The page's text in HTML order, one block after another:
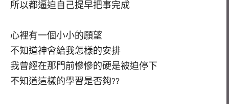
所以都逼迫自己提早把事完成
心裡有一個小小的願望
不知道神會給我怎樣的安排
我曾經在那門前慘慘的硬是被迫停下
不知道這樣的學習是否夠??